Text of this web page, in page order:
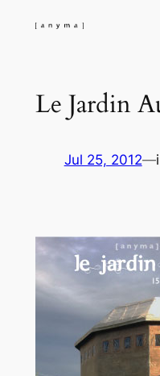
Le Jardin
Jul 25, 2012—